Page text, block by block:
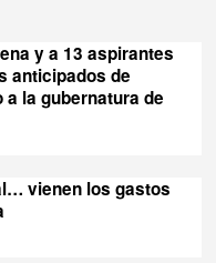
y a 13 aspirantes
anticipados de
la gubernatura de
vienen los gastos